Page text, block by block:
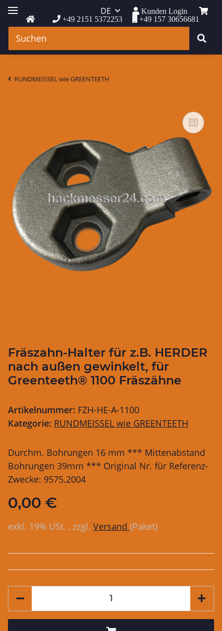
+49 2151 5372253 +49 157 30656681
DE Kunden Login
RUNDMEISSEL wie GREENTEETH
Fräszahn-Halter für z.B. HERDER
nach außen gewinkelt, für
Greenteeth® 1100 Fräszähne
Artikelnummer: FZH-HE-A-1100
Kategorie: RUNDMEISSEL wie GREENTEETH
Durchm. Bohrungen 16 mm *** Mittenabstand
Bohrungen 39mm *** Original Nr. für Referenz-
Zwecke: 9575.2004
0,00 €
exkl. 19% USt. , zzgl. Versand (Paket)